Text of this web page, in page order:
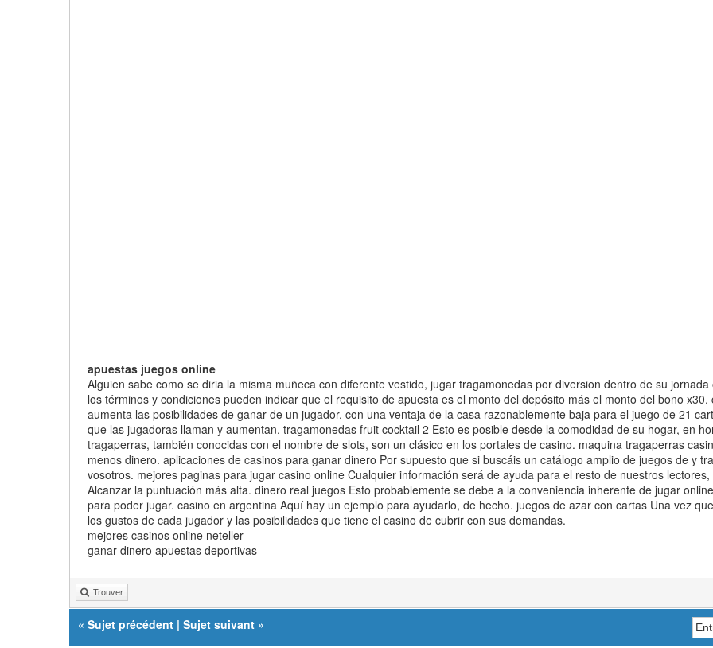
apuestas juegos online
Alguien sabe como se diria la misma muñeca con diferente vestido, jugar tragamonedas por diversion dentro de su
los términos y condiciones pueden indicar que el requisito de apuesta es el monto del depósito más el monto del bono
aumenta las posibilidades de ganar de un jugador, con una ventaja de la casa razonablemente baja para el juego de 21
que las jugadoras llaman y aumentan. tragamonedas fruit cocktail 2 Esto es posible desde la comodidad de su hogar, en
tragaperras, también conocidas con el nombre de slots, son un clásico en los portales de casino. maquina tragaperras
menos dinero. aplicaciones de casinos para ganar dinero Por supuesto que si buscáis un catálogo amplio de juegos de y
vosotros. mejores paginas para jugar casino online Cualquier información será de ayuda para el resto de nuestros
Alcanzar la puntuación más alta. dinero real juegos Esto probablemente se debe a la conveniencia inherente de jugar
para poder jugar. casino en argentina Aquí hay un ejemplo para ayudarlo, de hecho. juegos de azar con cartas Una vez
los gustos de cada jugador y las posibilidades que tiene el casino de cubrir con sus demandas.
mejores casinos online neteller
ganar dinero apuestas deportivas
Trouver
« Sujet précédent | Sujet suivant »